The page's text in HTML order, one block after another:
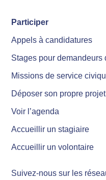
Participer
Appels à candidatures
Stages pour demandeurs
Missions de service
Déposer son propre projet
Voir l’agenda
Accueillir un stagiaire
Accueillir un volontaire
Suivez-nous sur les